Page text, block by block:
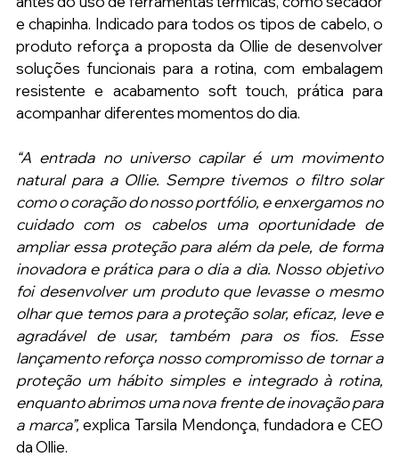
e chapinha. Indicado para todos os tipos de cabelo, o
produto reforça a proposta da Ollie de desenvolver
soluções funcionais para a rotina, com embalagem
resistente e acabamento soft touch, prática para
acompanhar diferentes momentos do dia.
“A entrada no universo capilar é um movimento
natural para a Ollie. Sempre tivemos o filtro solar
como o coração do nosso portfólio, e enxergamos no
cuidado com os cabelos uma oportunidade de
ampliar essa proteção para além da pele, de forma
inovadora e prática para o dia a dia. Nosso objetivo
foi desenvolver um produto que levasse o mesmo
olhar que temos para a proteção solar, eficaz, leve e
agradável de usar, também para os fios. Esse
lançamento reforça nosso compromisso de tornar a
proteção um hábito simples e integrado à rotina,
enquanto abrimos uma nova frente de inovação para
a marca”, explica Tarsila Mendonça, fundadora e CEO
da Ollie.